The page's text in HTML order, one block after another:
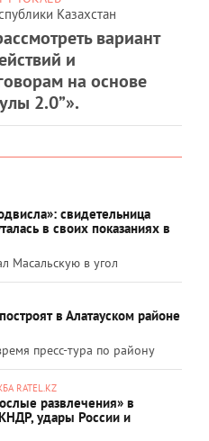
Казахстан
вариант
и
на основе
2.0”».
свидетельница
в своих показаниях в
Масальскую в угол
в Алатауском районе
пресс-тура по району
RATEL.KZ
развлечения» в
удары России и